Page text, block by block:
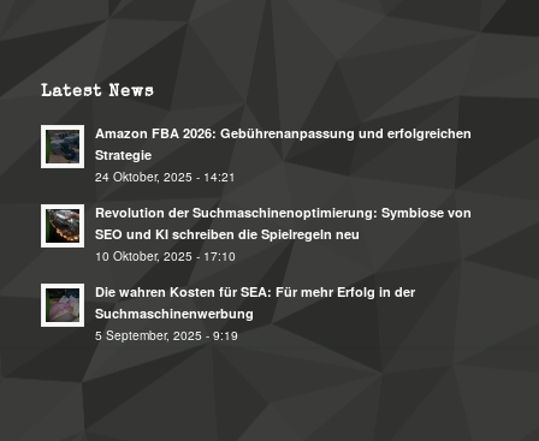
Latest News
Amazon FBA 2026: Gebührenanpassung und erfolgreichen
Strategie
24 Oktober, 2025 - 14:21
Revolution der Suchmaschinenoptimierung: Symbiose von
SEO und KI schreiben die Spielregeln neu
10 Oktober, 2025 - 17:10
Die wahren Kosten für SEA: Für mehr Erfolg in der
Suchmaschinenwerbung
5 September, 2025 - 9:19